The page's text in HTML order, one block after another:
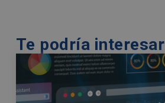
Te podría interesar